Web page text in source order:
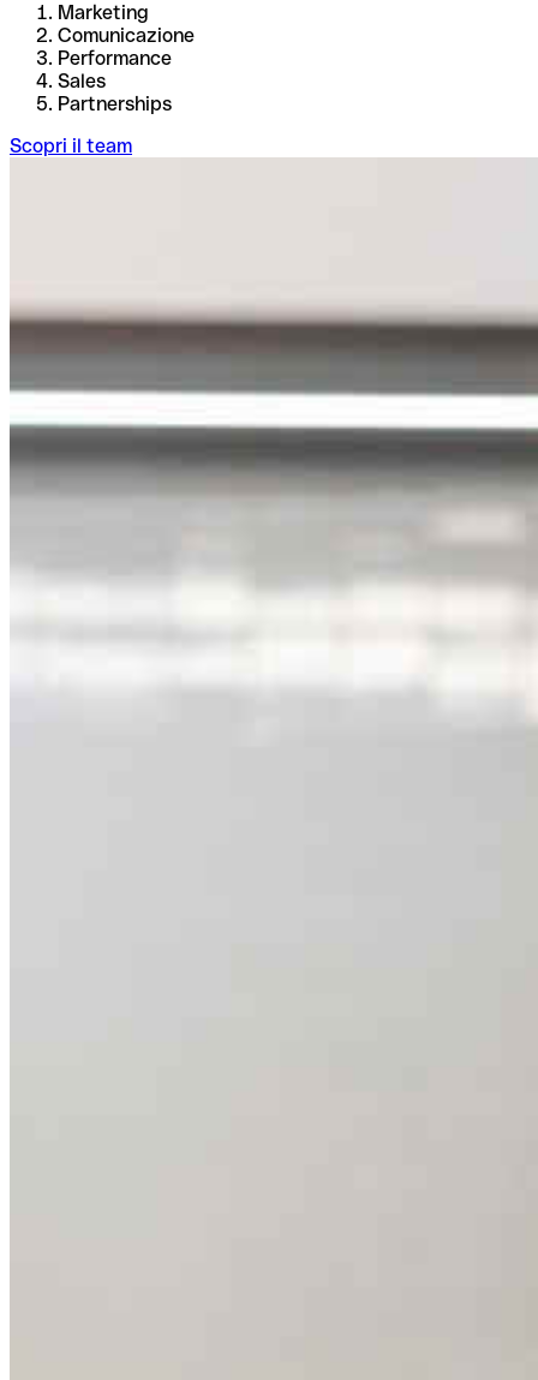
Marketing
Comunicazione
Performance
Sales
Partnerships
Scopri il team